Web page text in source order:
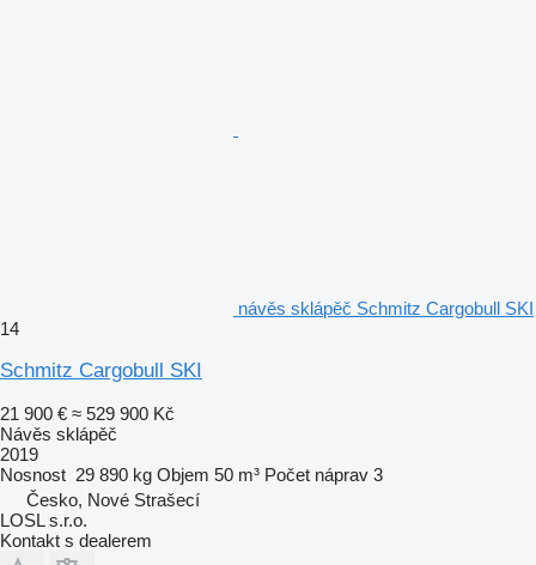
návěs sklápěč Schmitz Cargobull SKI
14
Schmitz Cargobull SKI
21 900 € ≈ 529 900 Kč
Návěs sklápěč
2019
Nosnost 29 890 kg Objem 50 m³ Počet náprav 3
Česko, Nové Strašecí
LOSL s.r.o.
Kontakt s dealerem